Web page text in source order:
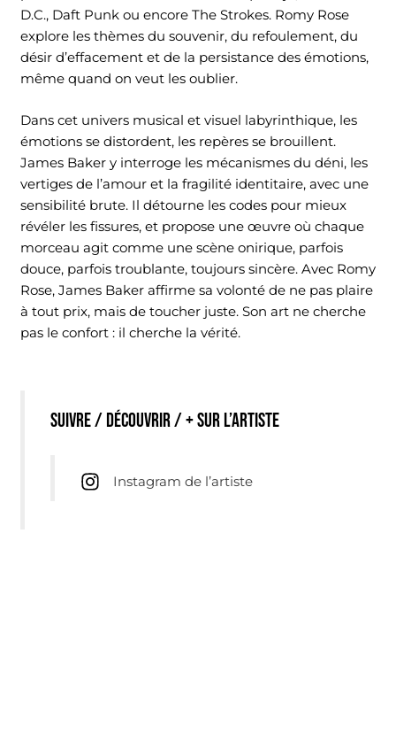
D.C., Daft Punk ou encore The Strokes. Romy Rose
explore les thèmes du souvenir, du refoulement, du
désir d’effacement et de la persistance des émotions,
même quand on veut les oublier.
Dans cet univers musical et visuel labyrinthique, les
émotions se distordent, les repères se brouillent.
James Baker y interroge les mécanismes du déni, les
vertiges de l’amour et la fragilité identitaire, avec une
sensibilité brute. Il détourne les codes pour mieux
révéler les fissures, et propose une œuvre où chaque
morceau agit comme une scène onirique, parfois
douce, parfois troublante, toujours sincère. Avec Romy
Rose, James Baker affirme sa volonté de ne pas plaire
à tout prix, mais de toucher juste. Son art ne cherche
pas le confort : il cherche la vérité.
Suivre / découvrir / + sur l’artiste
Instagram de l’artiste